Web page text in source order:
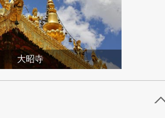
大昭寺